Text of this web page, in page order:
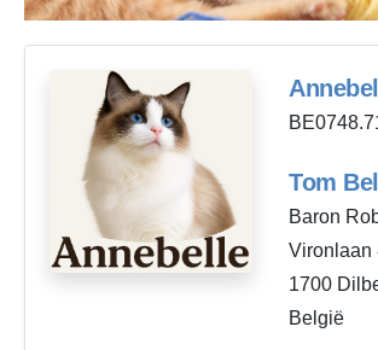
Tom
Baron
Vironlaan
1700
België